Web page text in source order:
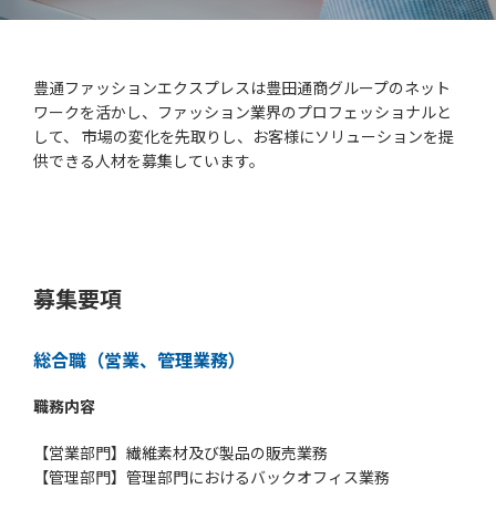
豊通ファッションエクスプレスは豊田通商グループのネット
ワークを活かし、ファッション業界のプロフェッショナルと
して、 市場の変化を先取りし、お客様にソリューションを提
供できる人材を募集しています。
募集要項
総合職（営業、管理業務）
職務内容
【営業部門】繊維素材及び製品の販売業務
【管理部門】管理部門におけるバックオフィス業務